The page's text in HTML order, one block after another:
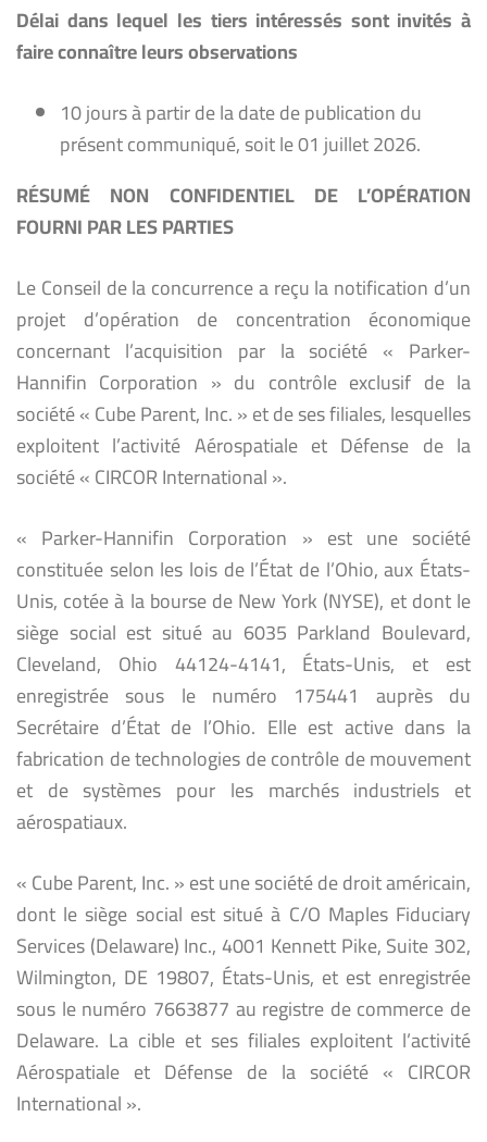
Délai dans lequel les tiers intéressés sont invités à
faire connaître leurs observations
10 jours à partir de la date de publication du
présent communiqué, soit le 01 juillet 2026.
RÉSUMÉ NON CONFIDENTIEL DE L’OPÉRATION
FOURNI PAR LES PARTIES
Le Conseil de la concurrence a reçu la notification d’un
projet d’opération de concentration économique
concernant l’acquisition par la société « Parker-
Hannifin Corporation » du contrôle exclusif de la
société « Cube Parent, Inc. » et de ses filiales, lesquelles
exploitent l’activité Aérospatiale et Défense de la
société « CIRCOR International ».
« Parker-Hannifin Corporation » est une société
constituée selon les lois de l’État de l’Ohio, aux États-
Unis, cotée à la bourse de New York (NYSE), et dont le
siège social est situé au 6035 Parkland Boulevard,
Cleveland, Ohio 44124-4141, États-Unis, et est
enregistrée sous le numéro 175441 auprès du
Secrétaire d’État de l’Ohio. Elle est active dans la
fabrication de technologies de contrôle de mouvement
et de systèmes pour les marchés industriels et
aérospatiaux.
« Cube Parent, Inc. » est une société de droit américain,
dont le siège social est situé à C/O Maples Fiduciary
Services (Delaware) Inc., 4001 Kennett Pike, Suite 302,
Wilmington, DE 19807, États-Unis, et est enregistrée
sous le numéro 7663877 au registre de commerce de
Delaware. La cible et ses filiales exploitent l’activité
Aérospatiale et Défense de la société « CIRCOR
International ».